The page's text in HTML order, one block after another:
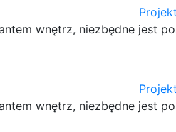
wnętrz, niezbędne jest
wnętrz, niezbędne jest